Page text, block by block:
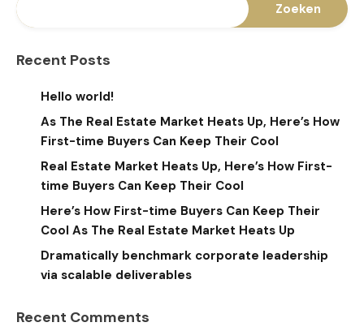
Zoeken
Recent Posts
Hello world!
As The Real Estate Market Heats Up, Here’s How
First-time Buyers Can Keep Their Cool
Real Estate Market Heats Up, Here’s How First-
time Buyers Can Keep Their Cool
Here’s How First-time Buyers Can Keep Their
Cool As The Real Estate Market Heats Up
Dramatically benchmark corporate leadership
via scalable deliverables
Recent Comments